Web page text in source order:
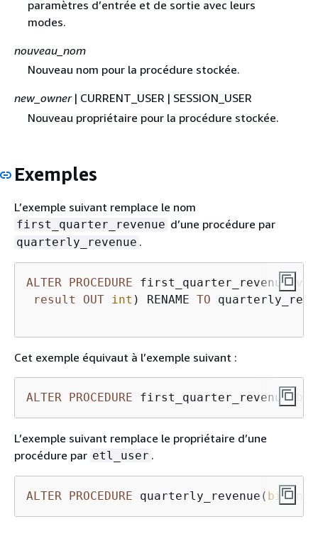
paramètres d’entrée et de sortie avec leurs
modes.
nouveau_nom
Nouveau nom pour la procédure stockée.
new_owner| CURRENT_USER | SESSION_USER
Nouveau propriétaire pour la procédure stockée.
Exemples
L’exemple suivant remplace le nom
first_quarter_revenue d’une procédure par
quarterly_revenue .
ALTER PROCEDURE
result
OUT int ) RENAME TO
Cet exemple équivaut à l’exemple suivant :
ALTER PROCEDURE first_quarter_revenue(
L’exemple suivant remplace le propriétaire d’une
procédure par etl_user .
ALTER PROCEDURE quarterly_revenue( bigint